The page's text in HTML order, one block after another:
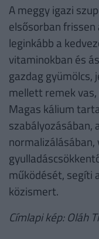
A meggy igazi
elsősorban
leginkább a
vitaminokban és
gazdag
mellett remek
Magas kálium
szabályozásában,
működését, segíti
közismert.
Címlapi kép: Oláh